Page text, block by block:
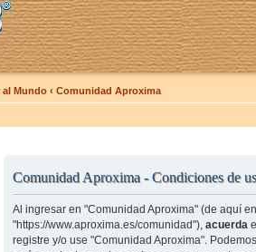
al Mundo ‹ Comunidad Aproxima
Comunidad Aproxima - Condiciones de
Al ingresar en "Comunidad Aproxima" (de aquí
"https://www.aproxima.es/comunidad"), acuerda
registre y/o use "Comunidad Aproxima".